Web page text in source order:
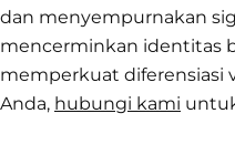
dan menyempurnakan
mencerminkan identitas
memperkuat diferensiasi
Anda, hubungi kami